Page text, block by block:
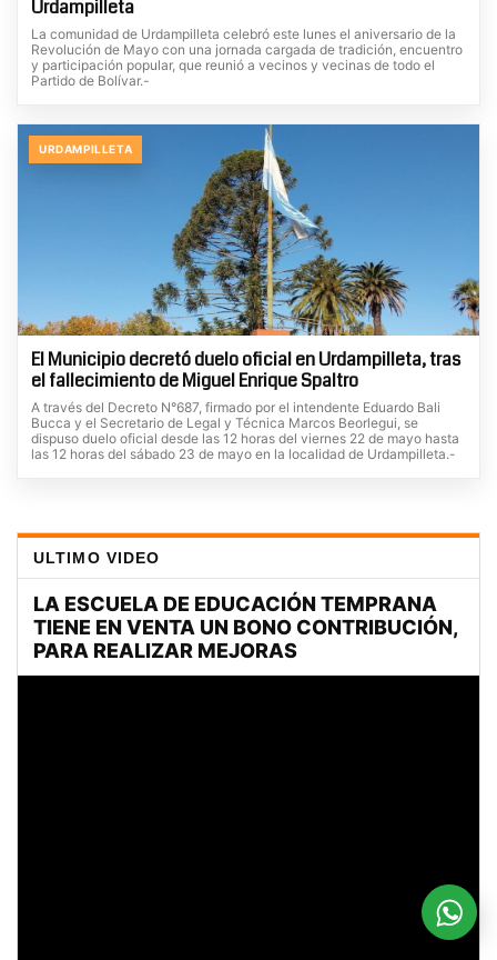
Urdampilleta
La comunidad de Urdampilleta celebró este lunes el aniversario de la
Revolución de Mayo con una jornada cargada de tradición, encuentro
y participación popular, que reunió a vecinos y vecinas de todo el
Partido de Bolívar.-
URDAMPILLETA
El Municipio decretó duelo oficial en Urdampilleta, tras
el fallecimiento de Miguel Enrique Spaltro
A través del Decreto N°687, firmado por el intendente Eduardo Bali
Bucca y el Secretario de Legal y Técnica Marcos Beorlegui, se
dispuso duelo oficial desde las 12 horas del viernes 22 de mayo hasta
las 12 horas del sábado 23 de mayo en la localidad de Urdampilleta.-
ULTIMO VIDEO